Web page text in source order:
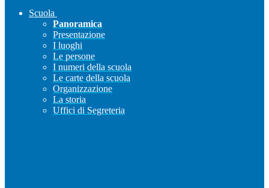
Scuola
Panoramica
Presentazione
I luoghi
Le persone
I numeri della scuola
Le carte della scuola
Organizzazione
La storia
Uffici di Segreteria